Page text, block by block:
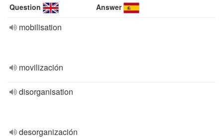
Question Answer
mobilisation
movilización
disorganisation
desorganización